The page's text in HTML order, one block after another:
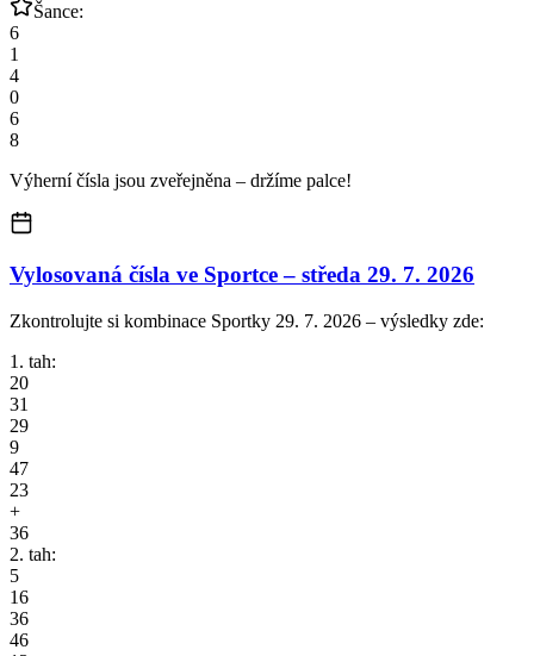
Šance:
6
1
4
0
6
8
Výherní čísla jsou zveřejněna – držíme palce!
Vylosovaná čísla ve Sportce – středa 29. 7. 2026
Zkontrolujte si kombinace Sportky 29. 7. 2026 – výsledky zde:
1. tah:
20
31
29
9
47
23
+
36
2. tah:
5
16
36
46